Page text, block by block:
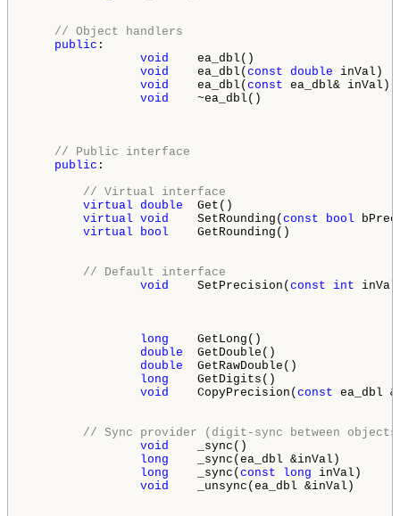
// Object handlers
public :
void ea_dbl()
void ea_dbl( const double inVal)
void ea_dbl( const ea_dbl& inVal)
void ~ea_dbl()
// Public interface
public :
// Virtual interface
virtual double
virtual void SetRounding( const bool
virtual
bool
// Default interface
void SetPrecision( const int
long
double
double
long
void CopyPrecision( const ea_dbl
// Sync provider (digit-sync between
void _sync()
long _sync(ea_dbl &inVal)
long _sync( const long inVal)
void _unsync(ea_dbl &inVal)